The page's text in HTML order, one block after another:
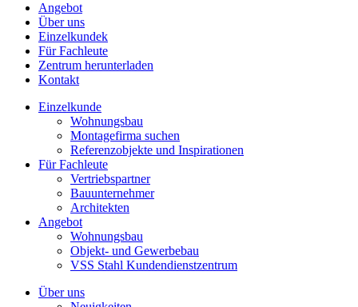
Angebot
Über uns
Einzelkundek
Für Fachleute
Zentrum herunterladen
Kontakt
Einzelkunde
Wohnungsbau
Montagefirma suchen
Referenzobjekte und Inspirationen
Für Fachleute
Vertriebspartner
Bauunternehmer
Architekten
Angebot
Wohnungsbau
Objekt- und Gewerbebau
VSS Stahl Kundendienstzentrum
Über uns